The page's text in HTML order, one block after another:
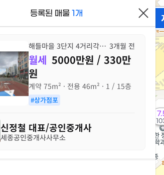
2.66억
매물만 보기
등록된 매물 1개
해들마을 3단지 4거리각지코너 3개월 전
월세 5000만원 / 330만
원
계약 75m² · 전용 46m² · 1 / 15층
#상가점포
신정철 대표/공인중개사
세종공인중개사사무소